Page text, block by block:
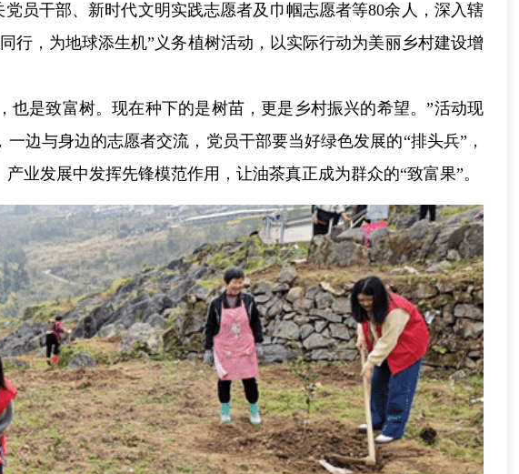
员干部、新时代文明实践志愿者及巾帼志愿者等80余人，深入辖
行，为地球添生机”义务植树活动，以实际行动为美丽乡村建设增
也是致富树。现在种下的是树苗，更是乡村振兴的希望。”活动现
边与身边的志愿者交流，党员干部要当好绿色发展的“排头兵”，
业发展中发挥先锋模范作用，让油茶真正成为群众的“致富果”。